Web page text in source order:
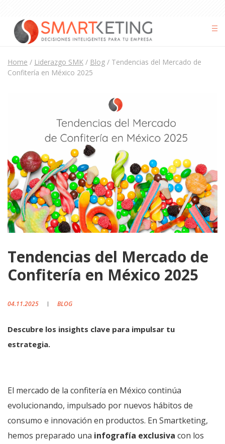
Home / Liderazgo SMK / Blog / Tendencias del Mercado de
Confitería en México 2025
Tendencias del Mercado de
Confitería en México 2025
04.11.2025 BLOG
Descubre los insights clave para impulsar tu
estrategia.
El mercado de la confitería en México continúa
evolucionando, impulsado por nuevos hábitos de
consumo e innovación en productos. En Smartketing,
hemos preparado una infografía exclusiva con los